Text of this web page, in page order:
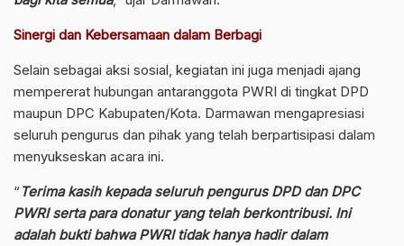
Sinergi dan Kebersamaan dalam Berbagi
Selain sebagai aksi sosial, kegiatan ini juga menjadi ajang
mempererat hubungan antaranggota PWRI di tingkat DPD
maupun DPC Kabupaten/Kota. Darmawan mengapresiasi
seluruh pengurus dan pihak yang telah berpartisipasi dalam
menyukseskan acara ini.
“ Terima kasih kepada seluruh pengurus DPD dan DPC
PWRI serta para donatur yang telah berkontribusi. Ini
adalah bukti bahwa PWRI tidak hanya hadir dalam